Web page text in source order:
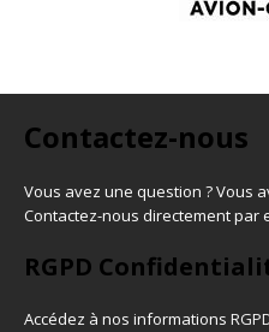
Contactez-nous
Vous avez une question ? Vous
Contactez-nous directement par
RGPD
Accédez à nos informations